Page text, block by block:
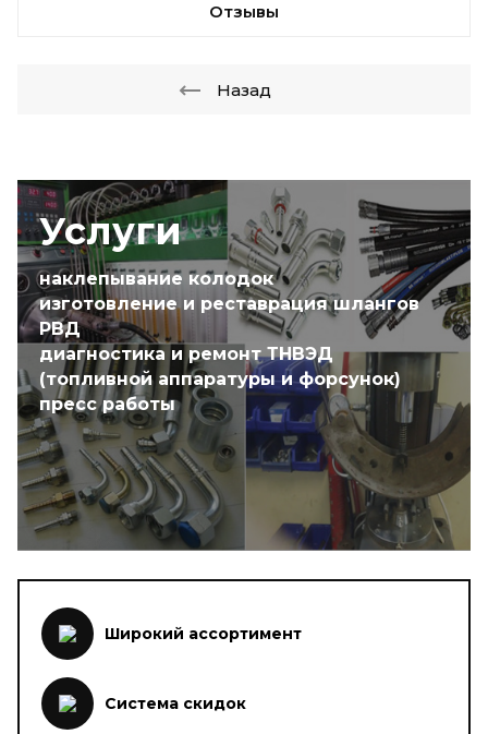
Услуги
наклепывание колодок
изготовление и реставрация шлангов
РВД
диагностика и ремонт ТНВЭД
(топливной аппаратуры и форсунок)
пресс работы
Отзывы
Назад
Широкий ассортимент
Система скидок